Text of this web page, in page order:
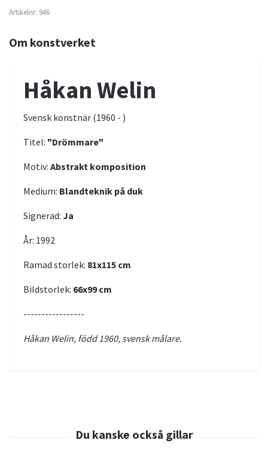
Artikelnr: 946
Om konstverket
Håkan Welin
Svensk konstnär (1960 - )
Titel: "Drömmare"
Motiv: Abstrakt komposition
Medium: Blandteknik på duk
Signerad: Ja
År: 1992
Ramad storlek: 81x115 cm
Bildstorlek: 66x99 cm
-----------------
Håkan Welin, född 1960, svensk målare.